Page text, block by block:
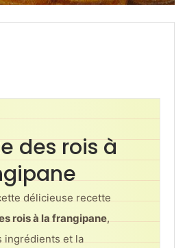
des rois à
délicieuse recette
rois à la frangipane,
ingrédients et la